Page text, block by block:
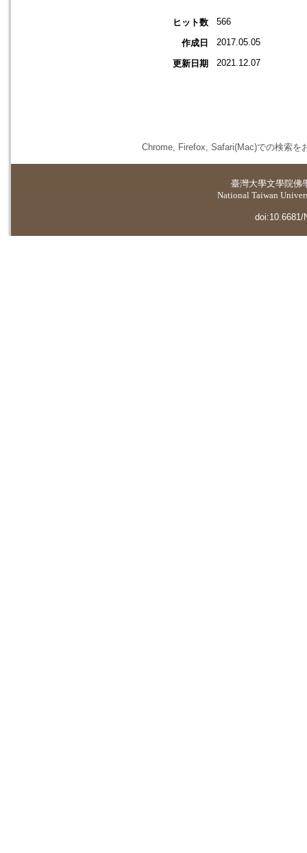
ヒット数 566
作成日 2017.05.05
更新日期 2021.12.07
Chrome, Firefox, Safari(Mac)での検索を
臺灣大學文學院佛
National Taiwan
doi:10.6681/